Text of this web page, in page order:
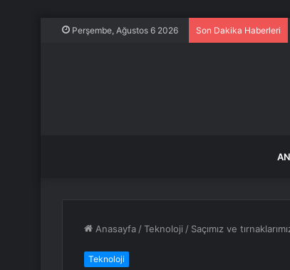
Perşembe, Ağustos 6 2026 Son Dakika Haberleri
Anasayfa /Teknoloji / Saçımız ve
Teknoloji